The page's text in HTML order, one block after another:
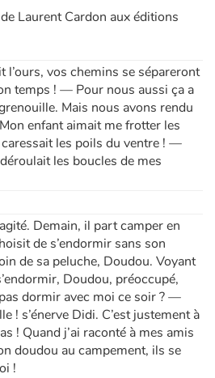
Laurent Cardon aux éditions
vos chemins se sépareront
temps ! — Pour nous aussi ça a
Mais nous avons rendu
enfant aimait me frotter les
les poils du ventre ! —
les boucles de mes
Demain, il part camper en
de s’endormir sans son
de sa peluche, Doudou. Voyant
Doudou, préoccupé,
dormir avec moi ce soir ? —
! s’énerve Didi. C’est justement à
! Quand j’ai raconté à mes amis
doudou au campement, ils se
!